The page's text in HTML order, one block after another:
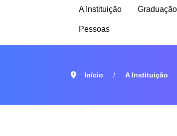
A Instituição Graduação
Pessoas
Início A Instituição